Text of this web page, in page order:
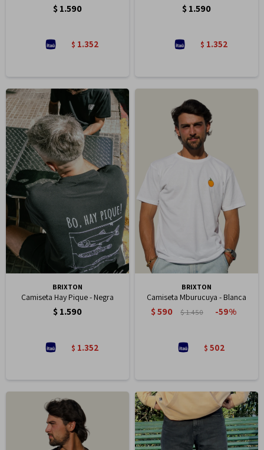
$1.590
$ 1.352
$1.590
$ 1.352
BRIXTON
Camiseta Hay Pique - Negra
$1.590
$ 1.352
BRIXTON
Camiseta Mburucuya - Blanca
$590 $1.450 59
$ 502